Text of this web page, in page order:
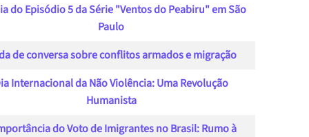
do Episódio 5 da Série "Ventos do Peabiru" em São
Paulo
de conversa sobre conflitos armados e migração
Internacional da Não Violência: Uma Revolução
Humanista
do Voto de Imigrantes no Brasil: Rumo à